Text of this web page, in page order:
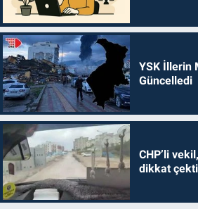
YSK İllerin
Güncelledi
CHP’li
dikkat